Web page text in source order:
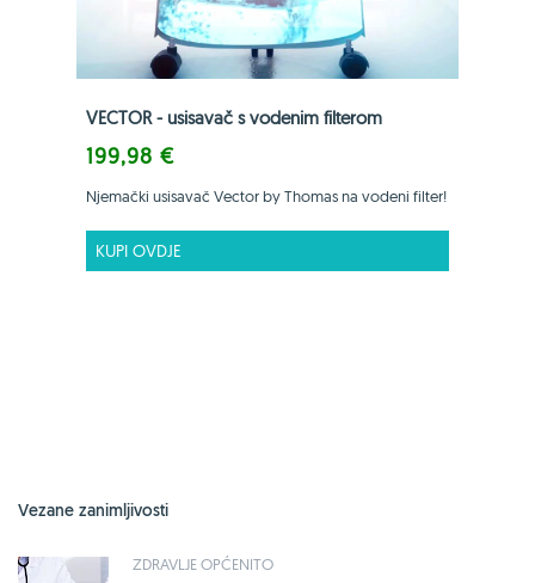
VECTOR - usisavač s vodenim filterom
199,98 €
Njemački usisavač Vector by Thomas na vodeni filter!
KUPI OVDJE
Vezane zanimljivosti
ZDRAVLJE OPĆENITO